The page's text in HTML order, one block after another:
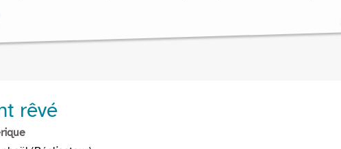
rêvé